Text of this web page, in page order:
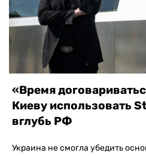
«Время
Киеву использовать
вглубь РФ
Украина не смогла убедить